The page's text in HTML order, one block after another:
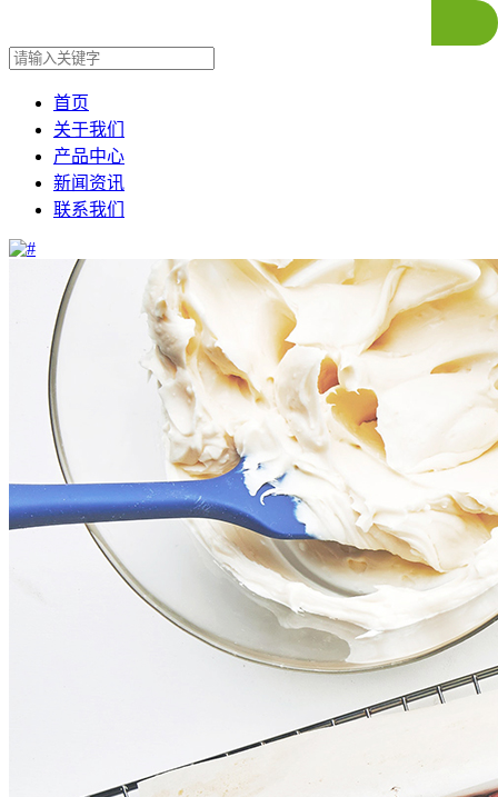
首页
关于我们
产品中心
新闻资讯
联系我们